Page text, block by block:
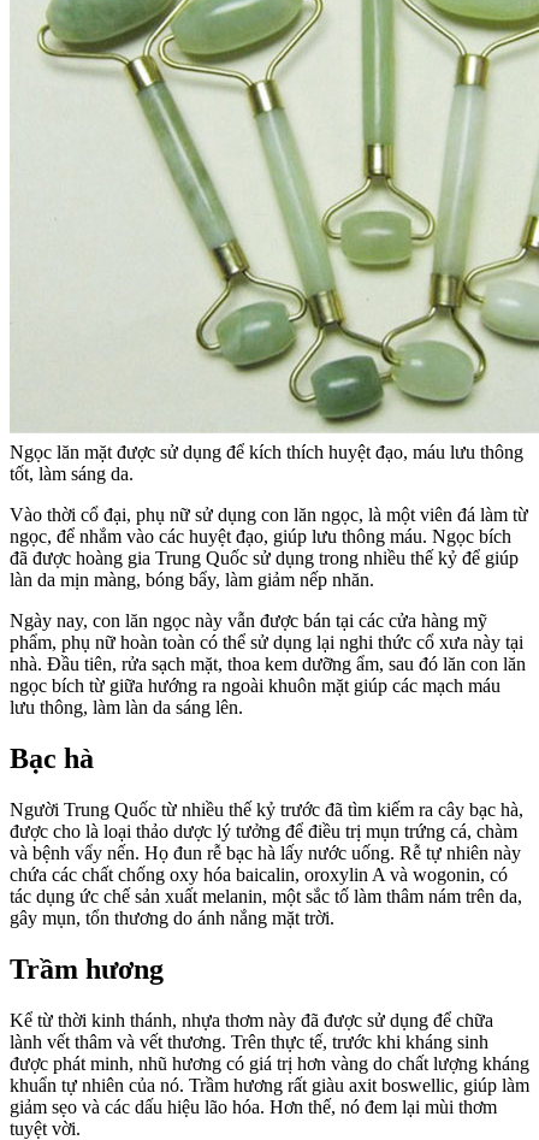
Ngọc lăn mặt được sử dụng để kích thích huyệt đạo, máu lưu thông
tốt, làm sáng da.
Vào thời cổ đại, phụ nữ sử dụng con lăn ngọc, là một viên đá làm từ
ngọc, để nhắm vào các huyệt đạo, giúp lưu thông máu. Ngọc bích
đã được hoàng gia Trung Quốc sử dụng trong nhiều thế kỷ để giúp
làn da mịn màng, bóng bẩy, làm giảm nếp nhăn.
Ngày nay, con lăn ngọc này vẫn được bán tại các cửa hàng mỹ
phẩm, phụ nữ hoàn toàn có thể sử dụng lại nghi thức cổ xưa này tại
nhà. Đầu tiên, rửa sạch mặt, thoa kem dưỡng ẩm, sau đó lăn con lăn
ngọc bích từ giữa hướng ra ngoài khuôn mặt giúp các mạch máu
lưu thông, làm làn da sáng lên.
Bạc hà
Người Trung Quốc từ nhiều thế kỷ trước đã tìm kiếm ra cây bạc hà,
được cho là loại thảo dược lý tưởng để điều trị mụn trứng cá, chàm
và bệnh vẩy nến. Họ đun rễ bạc hà lấy nước uống. Rễ tự nhiên này
chứa các chất chống oxy hóa baicalin, oroxylin A và wogonin, có
tác dụng ức chế sản xuất melanin, một sắc tố làm thâm nám trên da,
gây mụn, tổn thương do ánh nắng mặt trời.
Trầm hương
Kể từ thời kinh thánh, nhựa thơm này đã được sử dụng để chữa
lành vết thâm và vết thương. Trên thực tế, trước khi kháng sinh
được phát minh, nhũ hương có giá trị hơn vàng do chất lượng kháng
khuẩn tự nhiên của nó. Trầm hương rất giàu axit boswellic, giúp làm
giảm sẹo và các dấu hiệu lão hóa. Hơn thế, nó đem lại mùi thơm
tuyệt vời.